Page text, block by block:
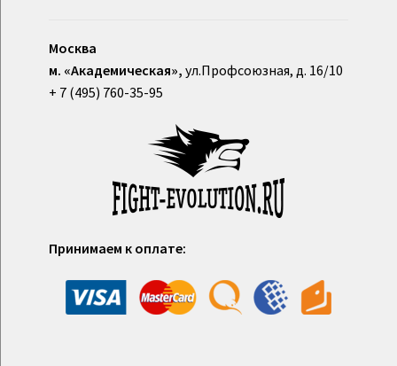
Москва
м. «Академическая», ул.Профсоюзная, д. 16/10
+ 7 (495) 760-35-95
Принимаем к оплате: